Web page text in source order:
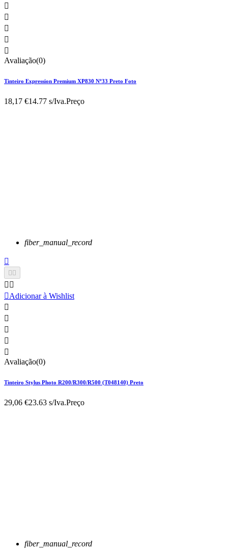





Avaliação(0)
Tinteiro Expression Premium XP830 Nº33 Preto Foto
18,17 €14.77 s/Iva.Preço
fiber_manual_record

 
 
Adicionar à Wishlist





Avaliação(0)
Tinteiro Stylus Photo R200/R300/R500 (T048140) Preto
29,06 €23.63 s/Iva.Preço
fiber_manual_record